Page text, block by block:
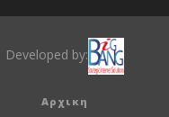
Developed by:
Αρχικη